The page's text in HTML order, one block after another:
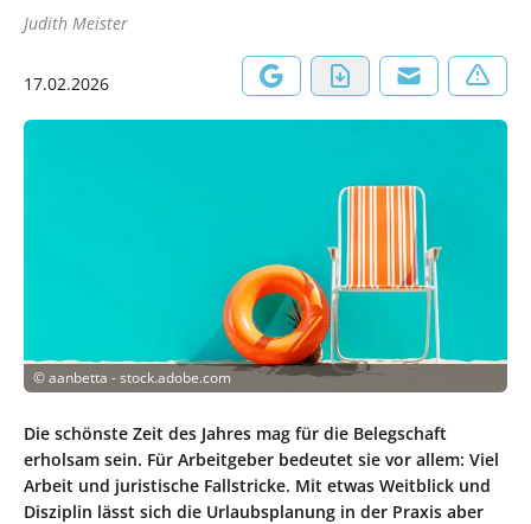
Judith Meister
17.02.2026
©aanbetta - stock.adobe.com
Die schönste Zeit des Jahres mag für die Belegschaft
erholsam sein. Für Arbeitgeber bedeutet sie vor allem: Viel
Arbeit und juristische Fallstricke. Mit etwas Weitblick und
Disziplin lässt sich die Urlaubsplanung in der Praxis aber